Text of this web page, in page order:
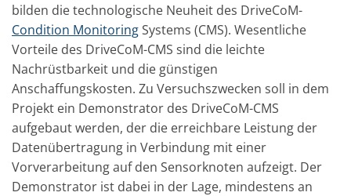
bilden die technologische Neuheit des DriveCoM-
Condition MonitoringSystems (CMS). Wesentliche
Vorteile des DriveCoM-CMS sind die leichte
Nachrüstbarkeit und die günstigen
Anschaffungskosten. Zu Versuchszwecken soll in dem
Projekt ein Demonstrator des DriveCoM-CMS
aufgebaut werden, der die erreichbare Leistung der
Datenübertragung in Verbindung mit einer
Vorverarbeitung auf den Sensorknoten aufzeigt. Der
Demonstrator ist dabei in der Lage, mindestens an